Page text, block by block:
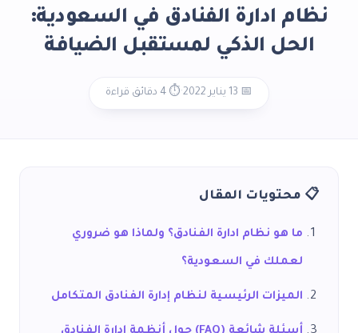
نظام ادارة الفنادق في السعودية:
الحل الذكي لمستقبل الضيافة
📅 13 يناير 2022 ·⏱️ 4 دقائق قراءة
📋 محتويات المقال
ما هو نظام ادارة الفنادق؟ ولماذا هو ضروري
لعملك في السعودية؟
الميزات الرئيسية لنظام إدارة الفنادق المتكامل